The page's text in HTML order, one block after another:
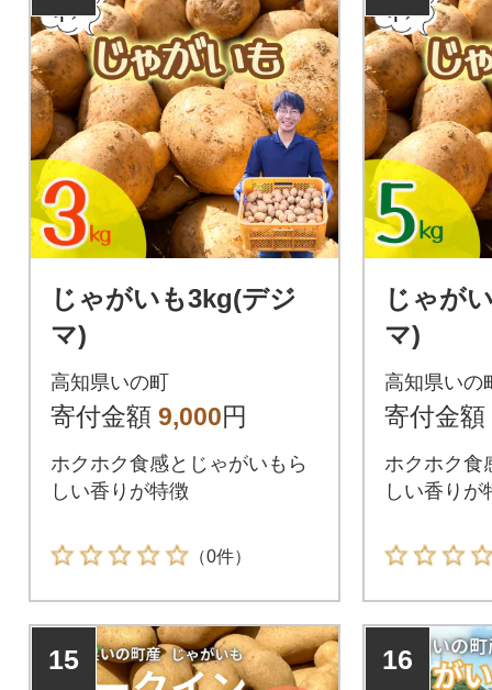
じゃがいも3kg(デジ
マ)
高知県いの町
寄付金額 9,000円
ホクホク食感とじゃがいもら
しい香りが特徴
（0件）
じゃが
マ)
高知県いの
寄付金額
ホクホク食
しい香りが
15 16